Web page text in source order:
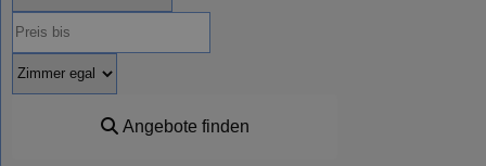
Angebote finden